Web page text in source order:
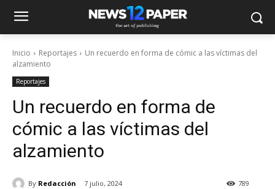
Inicio Reportajes
Un recuerdo en forma de cómic a las víctimas del
alzamiento
Reportajes
Un recuerdo en forma de
cómic a las víctimas del
alzamiento
By Redacción 7 julio, 2024 789